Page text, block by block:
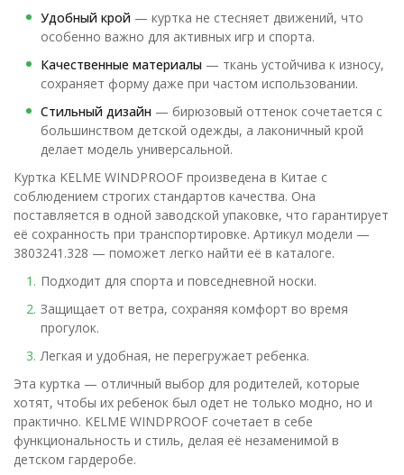
Удобный крой — куртка не стесняет движений, что
особенно важно для активных игр и спорта.
Качественные материалы — ткань устойчива к износу,
сохраняет форму даже при частом использовании.
Стильный дизайн — бирюзовый оттенок сочетается с
большинством детской одежды, а лаконичный крой
делает модель универсальной.
Куртка KELME WINDPROOF произведена в Китае с
соблюдением строгих стандартов качества. Она
поставляется в одной заводской упаковке, что гарантирует
её сохранность при транспортировке. Артикул модели —
3803241.328 — поможет легко найти её в каталоге.
Подходит для спорта и повседневной носки.
Защищает от ветра, сохраняя комфорт во время
прогулок.
Легкая и удобная, не перегружает ребенка.
Эта куртка — отличный выбор для родителей, которые
хотят, чтобы их ребенок был одет не только модно, но и
практично. KELME WINDPROOF сочетает в себе
функциональность и стиль, делая её незаменимой в
детском гардеробе.